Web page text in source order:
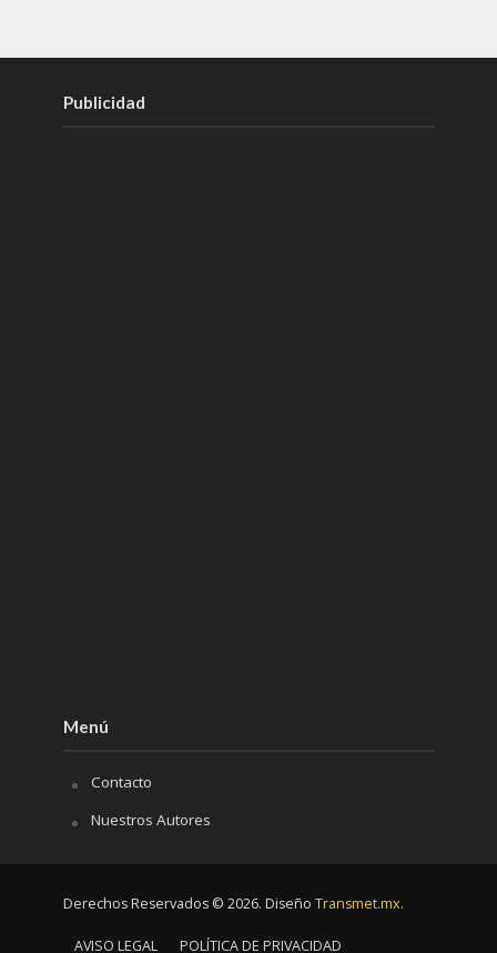
Publicidad
Menú
Contacto
Nuestros Autores
Derechos Reservados © 2026. Diseño Transmet.mx.
AVISO LEGAL POLÍTICA DE PRIVACIDAD